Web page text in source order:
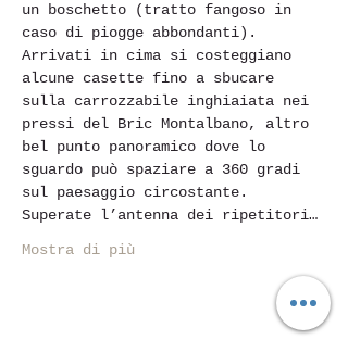
un boschetto (tratto fangoso in
caso di piogge abbondanti).
Arrivati in cima si costeggiano
alcune casette fino a sbucare
sulla carrozzabile inghiaiata nei
pressi del Bric Montalbano, altro
bel punto panoramico dove lo
sguardo può spaziare a 360 gradi
sul paesaggio circostante.
Superate l’antenna dei ripetitori…
Mostra di più